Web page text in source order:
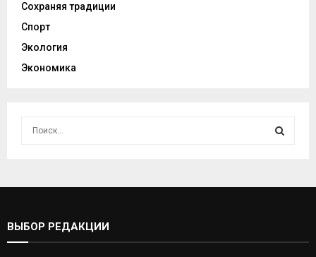
Сохраняя традиции
Спорт
Экология
Экономика
С
А
ВЫБОР РЕДАКЦИИ